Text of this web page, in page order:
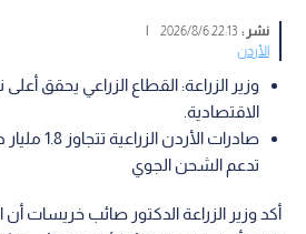
نشر :22:13 2026/8/6
الأردن
وزير الزراعة: القطاع الزراعي يحقق
الاقتصادية.
تدعم الشحن الجوي
أكد وزير الزراعة الدكتور صائب خريسات أن